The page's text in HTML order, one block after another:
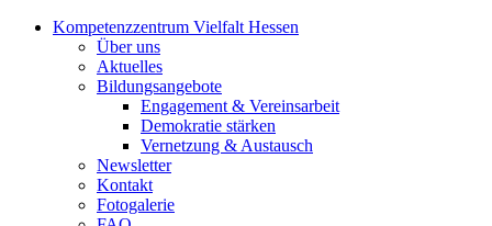
Kompetenzzentrum Vielfalt Hessen
Über uns
Aktuelles
Bildungsangebote
Engagement & Vereinsarbeit
Demokratie stärken
Vernetzung & Austausch
Newsletter
Kontakt
Fotogalerie